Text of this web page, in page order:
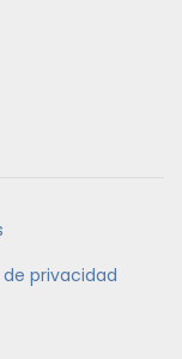
privacidad